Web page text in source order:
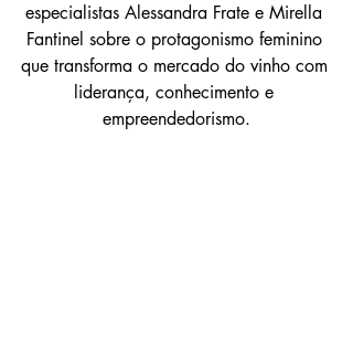
especialistas Alessandra Frate e Mirella
Fantinel sobre o protagonismo feminino
que transforma o mercado do vinho com
liderança, conhecimento e
empreendedorismo.